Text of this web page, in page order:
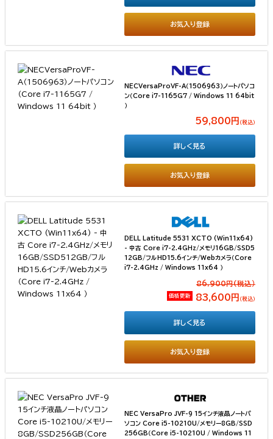
お気入り登録
NECVersaProVF-A（1506963）ノートパソコ
ン（Core i7-1165G7 / Windows 11 64bit
）
59,800円 （税込）
お気入り登録
詳しく見る
DELL Latitude 5531 XCTO (Win11x64)
- 中古 Core i7-2.4GHz/メモリ16GB/SSD5
12GB/フルHD15.6インチ/Webカメラ（Core
i7-2.4GHz / Windows 11x64 ）
86,900円(税込）
価格更新 83,600円 （税込）
お気入り登録
詳しく見る
NEC VersaPro JVF-9 15インチ液晶ノートパ
ソコン Core i5-10210U/メモリー8GB/SSD
256GB（Core i5-10210U / Windows 11